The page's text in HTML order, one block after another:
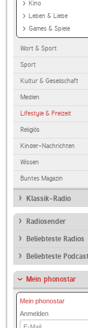
Kino
Leben & Liebe
Games & Spiele
Wort & Sport
Sport
Kultur & Gesellschaft
Medien
Lifestyle & Freizeit
Religiös
Kinder-Nachrichten
Wissen
Buntes Magazin
Klassik-Radio
Radiosender
Beliebteste Radios
Beliebteste
Mein phonostar
Mein phonostar
Anmelden
E-